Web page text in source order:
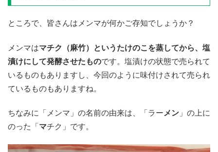
ところで、皆さんはメンマが何かご存知でしょうか？
メンマはマチク（麻竹）というたけのこを蒸してから、塩
漬けにして発酵させたものです。塩漬けの状態で売られて
いるものもありますし、今回のように味付けされて売られ
ているものもありますね。
ちなみに「メンマ」の名前の由来は、「ラー メン 」の上に
のった「 マチク」です。